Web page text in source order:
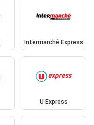
Intermarché Express
U Express